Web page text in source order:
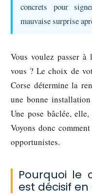
concrets pour
mauvaise surprise
Vous voulez passer à
vous ? Le choix de
Corse détermine la
une bonne
Une pose bâclée,
Voyons donc
opportunistes.
Pourquoi le
est décisif en